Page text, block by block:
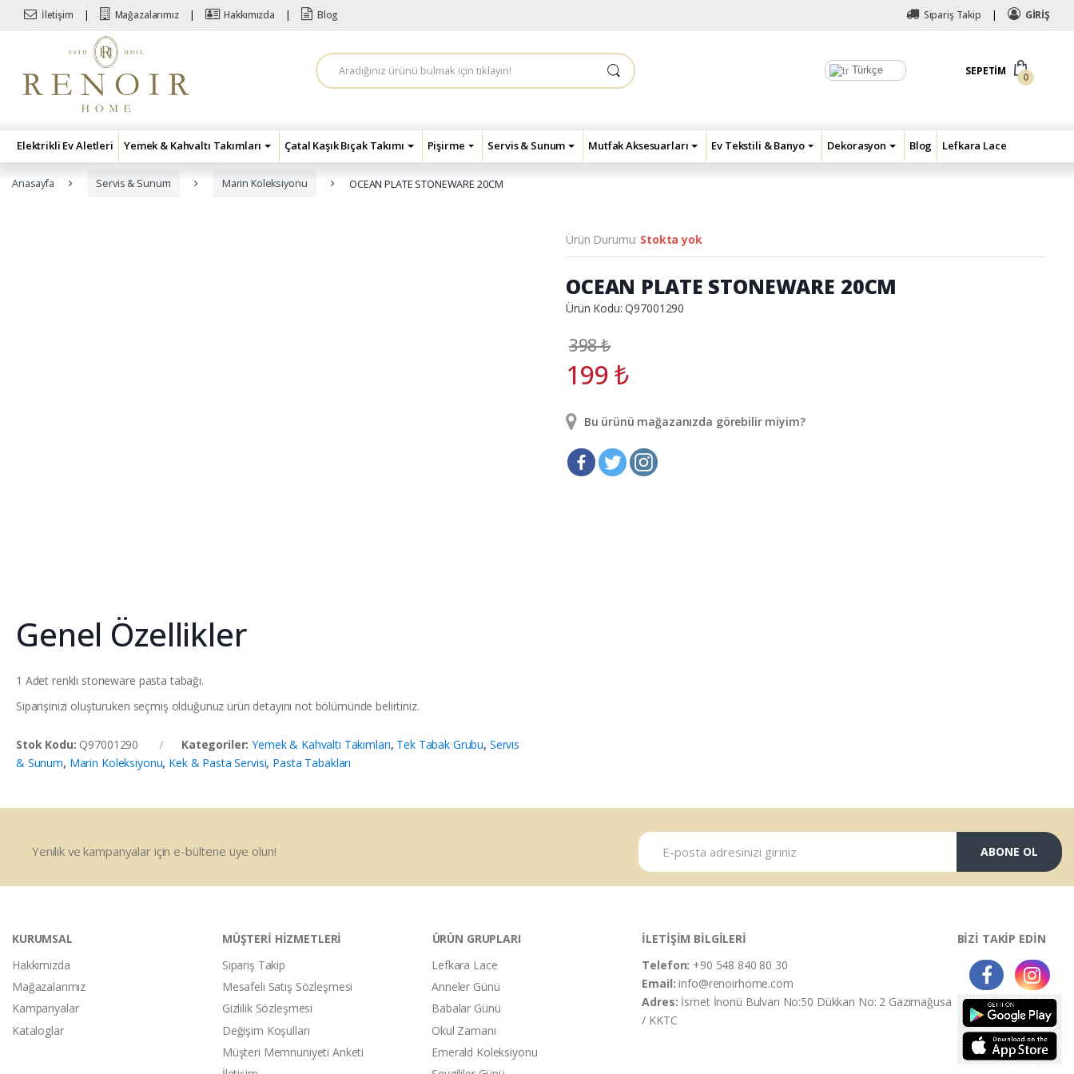
Skip to navigation
Skip to content
İletişim Mağazalarımız Hakkımızda Blog Sipariş Takip GİRİŞ
Türkçe
A
r
a
SEPETIM
0
Elektrikli Ev Aletleri Yemek & Kahvaltı Takımları Çatal Kaşık Bıçak Takımı Pişirme Servis & Sunum Mutfak Aksesuarları Ev Tekstili & Banyo Dekorasyon Blog Lefkara Lace
Anasayfa Servis & Sunum Marin Koleksiyonu OCEAN PLATE STONEWARE 20CM
Genel Özellikler
1 Adet renklı stoneware pasta tabağı.
Siparişinizi oluşturuken seçmiş olduğunuz ürün detayını not bölümünde belirtiniz.
Stok Kodu: Q97001290 Kategoriler:Yemek & Kahvaltı Takımları, Tek Tabak Grubu, Servis
& Sunum, Marin Koleksiyonu, Kek & Pasta Servisi, Pasta Tabakları
Ürün Durumu: Stokta yok
OCEAN PLATE STONEWARE 20CM
Ürün Kodu: Q97001290
398₺
199₺
Bu ürünü mağazanızda görebilir miyim?
Yenilik ve kampanyalar için e-bültene üye olun! ABONE OL
KURUMSAL
Hakkımızda
Mağazalarımız
Kampanyalar
Kataloglar
MÜŞTERİ HİZMETLERİ
Sipariş Takip
Mesafeli Satış Sözleşmesi
Gizlilik Sözleşmesi
Değişim Koşulları
Müşteri Memnuniyeti Anketi
ÜRÜN GRUPLARI
Lefkara Lace
Anneler Günü
Babalar Günü
Okul Zamanı
Emerald Koleksiyonu
İLETİŞİM BİLGİLERİ
Telefon: +90 548 840 80 30
Email:info@renoirhome.com
Adres: İsmet İnonü Bulvarı No:50 Dükkan No: 2 Gazimağusa
/ KKTC
BİZİ TAKİP EDİN